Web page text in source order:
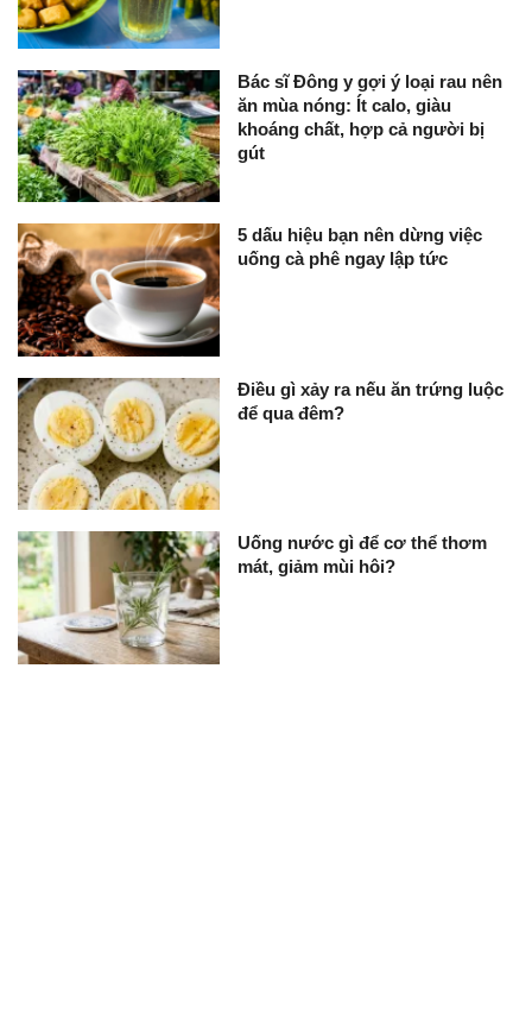
Bác sĩ Đông y gợi ý loại rau nên
ăn mùa nóng: Ít calo, giàu
khoáng chất, hợp cả người bị
gút
5 dấu hiệu bạn nên dừng việc
uống cà phê ngay lập tức
Điều gì xảy ra nếu ăn trứng luộc
để qua đêm?
Uống nước gì để cơ thể thơm
mát, giảm mùi hôi?